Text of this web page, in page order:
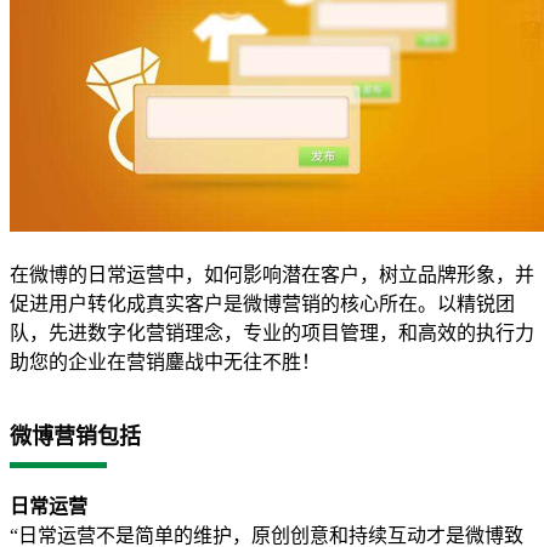
在微博的日常运营中，如何影响潜在客户，树立品牌形象，并
促进用户转化成真实客户是微博营销的核心所在。以精锐团
队，先进数字化营销理念，专业的项目管理，和高效的执行力
助您的企业在营销鏖战中无往不胜！
微博营销包括
日常运营
“日常运营不是简单的维护，原创创意和持续互动才是微博致